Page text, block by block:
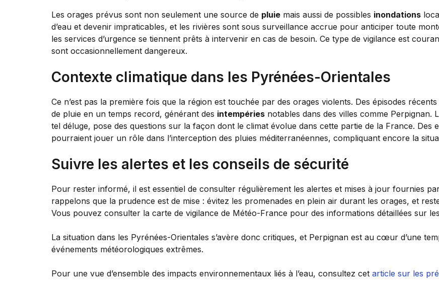
Les orages prévus sont non seulement une source de pluie mais aussi de possibles inondations
d’eau et devenir impraticables, et les rivières sont sous surveillance accrue pour anticiper toute
les services d’urgence se tiennent prêts à intervenir en cas de besoin. Ce type de vigilance est
sont occasionnellement dangereux.
Contexte climatique dans les Pyrénées-Orientales
Ce n’est pas la première fois que la région est touchée par des orages violents. Des épisodes
de pluie en un temps record, générant des intempéries notables dans des villes comme Perpignan.
tel déluge, pose des questions sur la façon dont le climat évolue dans cette partie de la France. Des
pourraient jouer un rôle dans l’interception des pluies méditerranéennes, compliquant encore la
Suivre les alertes et les conseils de sécurité
Pour rester informé, il est essentiel de consulter régulièrement les alertes et mises à jour fournies
rappelons que la prudence est de mise : évitez les promenades en plein air durant les orages, et
Vous pouvez consulter la carte de vigilance de Météo-France pour des informations détaillées sur
La situation dans les Pyrénées-Orientales s’avère donc critiques, et Perpignan est au cœur d’une
événements météorologiques extrêmes.
Pour une vue d’ensemble des impacts environnementaux liés à l’eau, consultez cet article sur les